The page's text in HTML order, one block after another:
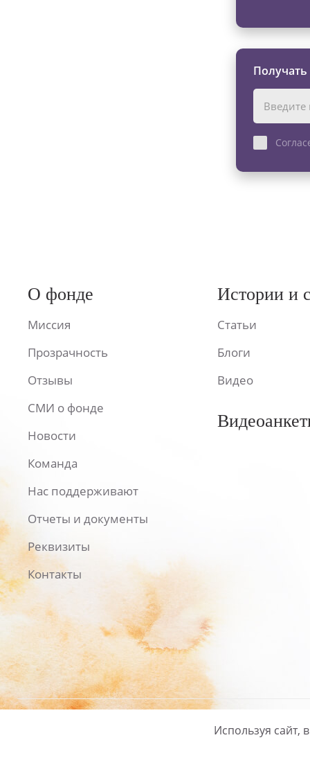
О фонде
Миссия
Прозрачность
Отзывы
СМИ о фонде
Новости
Команда
Нас поддерживают
Отчеты и документы
Реквизиты
Контакты
Истории и
Статьи
Блоги
Видео
Политика
Используя сайт,